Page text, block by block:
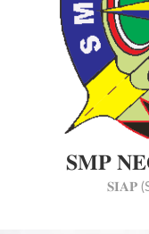
𝐒𝐌𝐏
𝐒𝐈𝐀𝐏